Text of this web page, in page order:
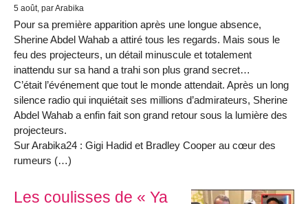
5 août, par Arabika
Pour sa première apparition après une longue absence,
Sherine Abdel Wahab a attiré tous les regards. Mais sous le
feu des projecteurs, un détail minuscule et totalement
inattendu sur sa hand a trahi son plus grand secret…
C’était l’événement que tout le monde attendait. Après un long
silence radio qui inquiétait ses millions d’admirateurs, Sherine
Abdel Wahab a enfin fait son grand retour sous la lumière des
projecteurs.
Sur Arabika24 : Gigi Hadid et Bradley Cooper au cœur des
rumeurs (…)
Les coulisses de « Ya